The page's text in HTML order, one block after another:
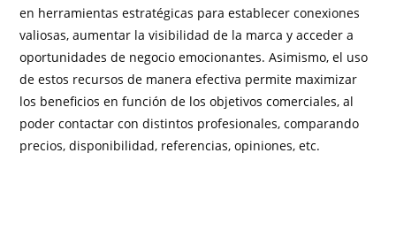
en herramientas estratégicas para establecer conexiones
valiosas, aumentar la visibilidad de la marca y acceder a
oportunidades de negocio emocionantes. Asimismo, el uso
de estos recursos de manera efectiva permite maximizar
los beneficios en función de los objetivos comerciales, al
poder contactar con distintos profesionales, comparando
precios, disponibilidad, referencias, opiniones, etc.